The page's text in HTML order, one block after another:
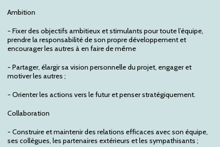
Ambition
- Fixer des objectifs ambitieux et stimulants pour toute l’équipe,
prendre la responsabilité de son propre développement et
encourager les autres à en faire de même
- Partager, élargir sa vision personnelle du projet, engager et
motiver les autres ;
- Orienter les actions vers le futur et penser stratégiquement.
Collaboration
- Construire et maintenir des relations efficaces avec son équipe,
ses collègues, les partenaires extérieurs et les sympathisants ;